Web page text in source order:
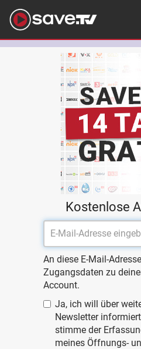
Kostenlose
An diese E-Mail-
Zugangsdaten zu
Account.
Ja, ich will über
Newsletter
stimme der
meines Öffnungs-